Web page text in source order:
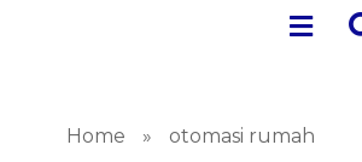
Home » otomasi rumah